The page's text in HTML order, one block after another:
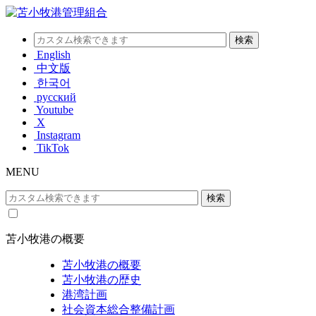
English
中文版
한국어
русский
Youtube
X
Instagram
TikTok
MENU
苫小牧港の概要
苫小牧港の概要
苫小牧港の歴史
港湾計画
社会資本総合整備計画